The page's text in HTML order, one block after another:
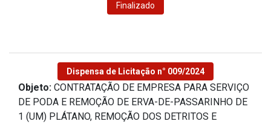
Finalizado
Dispensa de Licitação n° 009/2024
Objeto: CONTRATAÇÃO DE EMPRESA PARA SERVIÇO
DE PODA E REMOÇÃO DE ERVA-DE-PASSARINHO DE
1 (UM) PLÁTANO, REMOÇÃO DOS DETRITOS E